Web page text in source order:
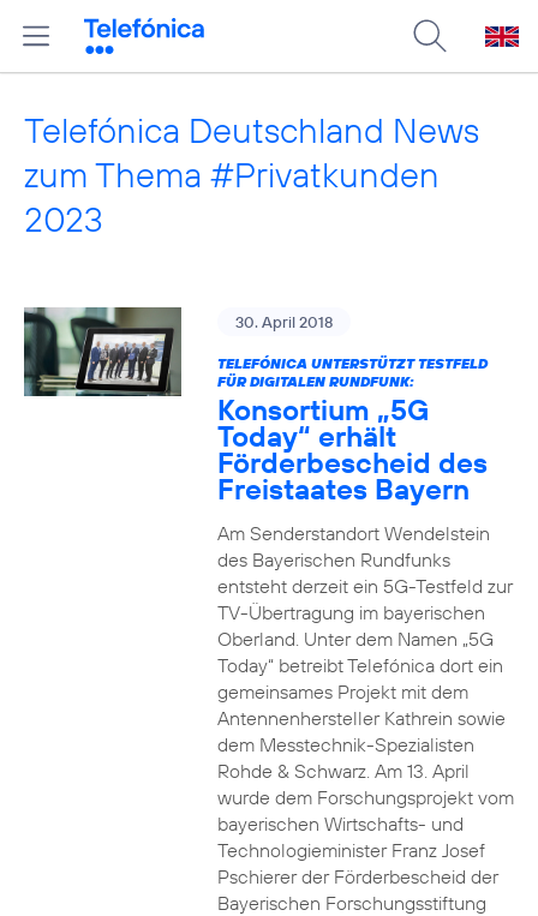
Telefónica Deutschland News
zum Thema #Privatkunden
2023
30. April 2018
TELEFÓNICA UNTERSTÜTZT TESTFELD
FÜR DIGITALEN RUNDFUNK:
Konsortium „5G
Today“ erhält
Förderbescheid des
Freistaates Bayern
Am Senderstandort Wendelstein
des Bayerischen Rundfunks
entsteht derzeit ein 5G-Testfeld zur
TV-Übertragung im bayerischen
Oberland. Unter dem Namen „5G
Today“ betreibt Telefónica dort ein
gemeinsames Projekt mit dem
Antennenhersteller Kathrein sowie
dem Messtechnik-Spezialisten
Rohde & Schwarz. Am 13. April
wurde dem Forschungsprojekt vom
bayerischen Wirtschafts- und
Technologieminister Franz Josef
Pschierer der Förderbescheid der
Bayerischen Forschungsstiftung